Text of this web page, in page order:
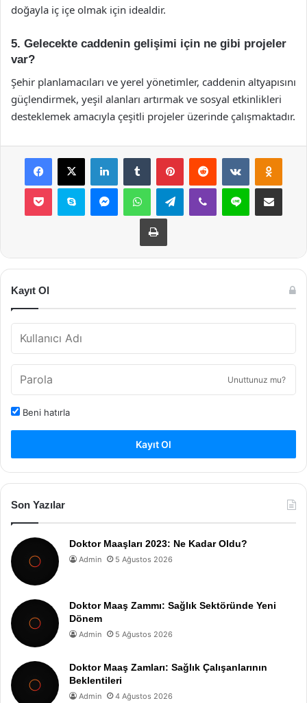
doğayla iç içe olmak için idealdir.
5. Gelecekte caddenin gelişimi için ne gibi projeler
var?
Şehir planlamacıları ve yerel yönetimler, caddenin altyapısını
güçlendirmek, yeşil alanları artırmak ve sosyal etkinlikleri
desteklemek amacıyla çeşitli projeler üzerinde çalışmaktadır.
Facebook
X LinkedInTumblr PinterestReddit VKontakte
Pocket Skype MessengerWhatsAppTelegramViber Line E-Posta ile
Yazdır
Kayıt Ol
Unuttunuz mu?
Beni hatırla
Kayıt Ol
Son Yazılar
Doktor Maaşları 2023: Ne Kadar Oldu?
Admin 5 Ağustos 2026
Doktor Maaş Zammı: Sağlık Sektöründe Yeni
Dönem
Admin 5 Ağustos 2026
Doktor Maaş Zamları: Sağlık Çalışanlarının
Beklentileri
Admin 4 Ağustos 2026